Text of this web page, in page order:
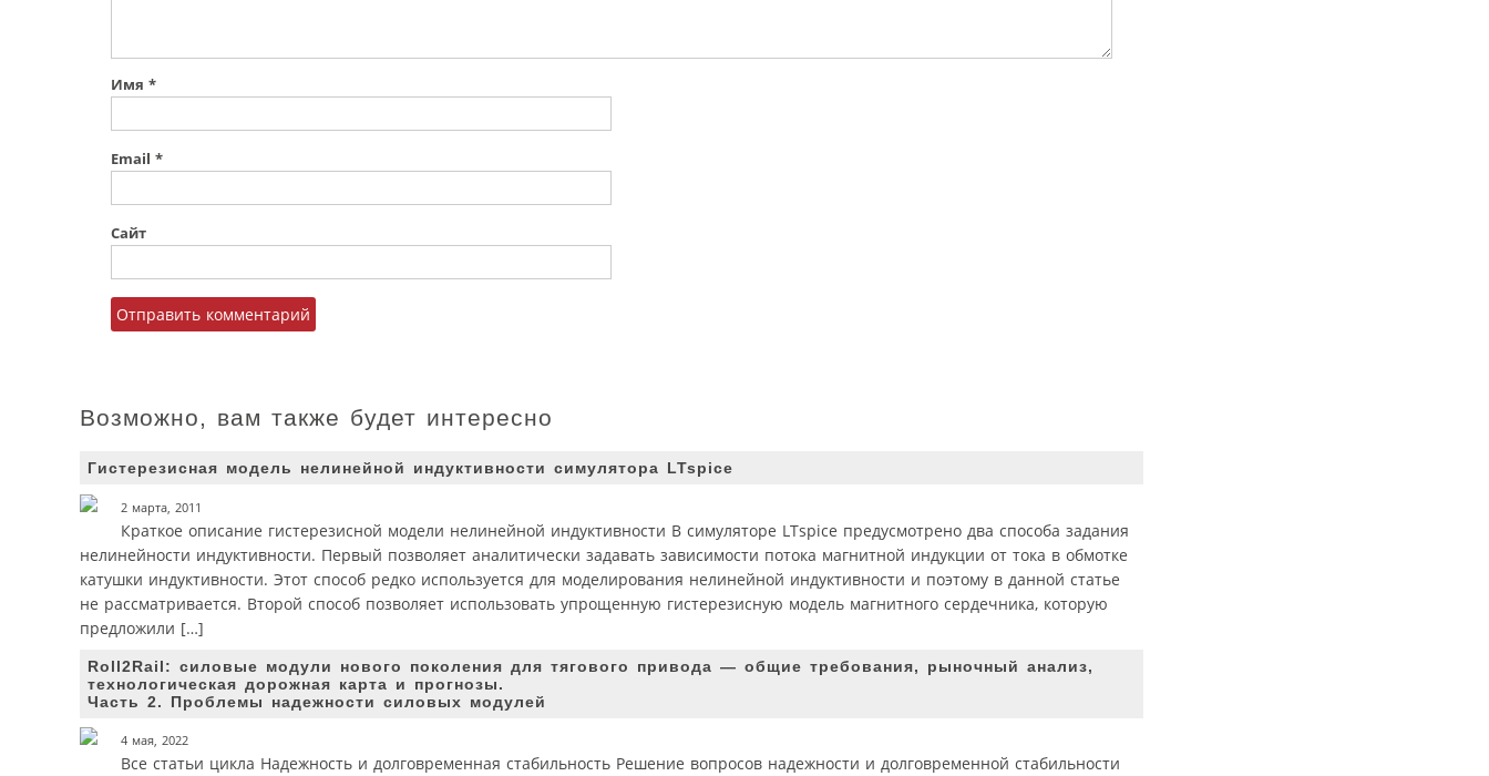
Имя *
Email *
Сайт
Возможно, вам также будет интересно
Гистерезисная модель нелинейной индуктивности симулятора LTspice
2 марта, 2011
Краткое описание гистерезисной модели нелинейной индуктивности В симуляторе LTspice предусмотрено два способа задания
нелинейности индуктивности. Первый позволяет аналитически задавать зависимости потока магнитной индукции от тока в обмотке
катушки индуктивности. Этот способ редко используется для моделирования нелинейной индуктивности и поэтому в данной статье
не рассматривается. Второй способ позволяет использовать упрощенную гистерезисную модель магнитного сердечника, которую
предложили […]
Roll2Rail: силовые модули нового поколения для тягового привода — общие требования, рыночный анализ,
технологическая дорожная карта и прогнозы.
Часть 2. Проблемы надежности силовых модулей
4 мая, 2022
Все статьи цикла Надежность и долговременная стабильность Решение вопросов надежности и долговременной стабильности